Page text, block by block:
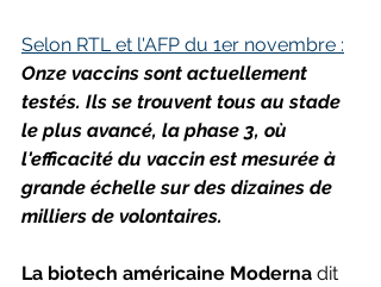
Selon RTL et l'AFP du 1er novembre :
Onze vaccins sont actuellement
testés. Ils se trouvent tous au stade
le plus avancé, la phase 3, où
l'efficacité du vaccin est mesurée à
grande échelle sur des dizaines de
milliers de volontaires.
La biotech américaine Moderna dit